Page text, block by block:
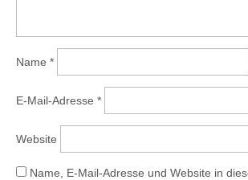
Name *
E-Mail-Adresse *
Website
Name, E-Mail-Adresse und Website in